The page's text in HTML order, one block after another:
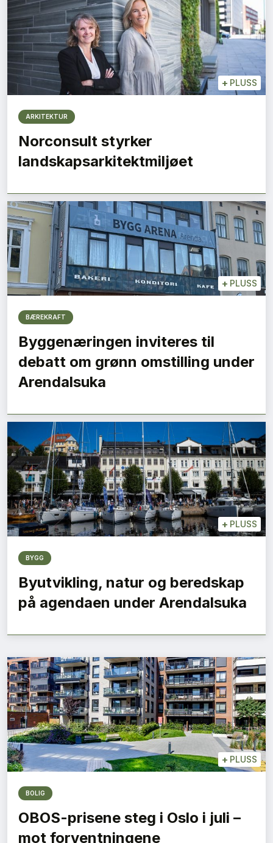
+ PLUSS
ARKITEKTUR
Norconsult styrker
landskapsarkitektmiljøet
+ PLUSS
BÆREKRAFT
Byggenæringen inviteres til
debatt om grønn omstilling under
Arendalsuka
+ PLUSS
BYGG
Byutvikling, natur og beredskap
på agendaen under Arendalsuka
+ PLUSS
BOLIG
OBOS-prisene steg i Oslo i juli –
mot forventningene